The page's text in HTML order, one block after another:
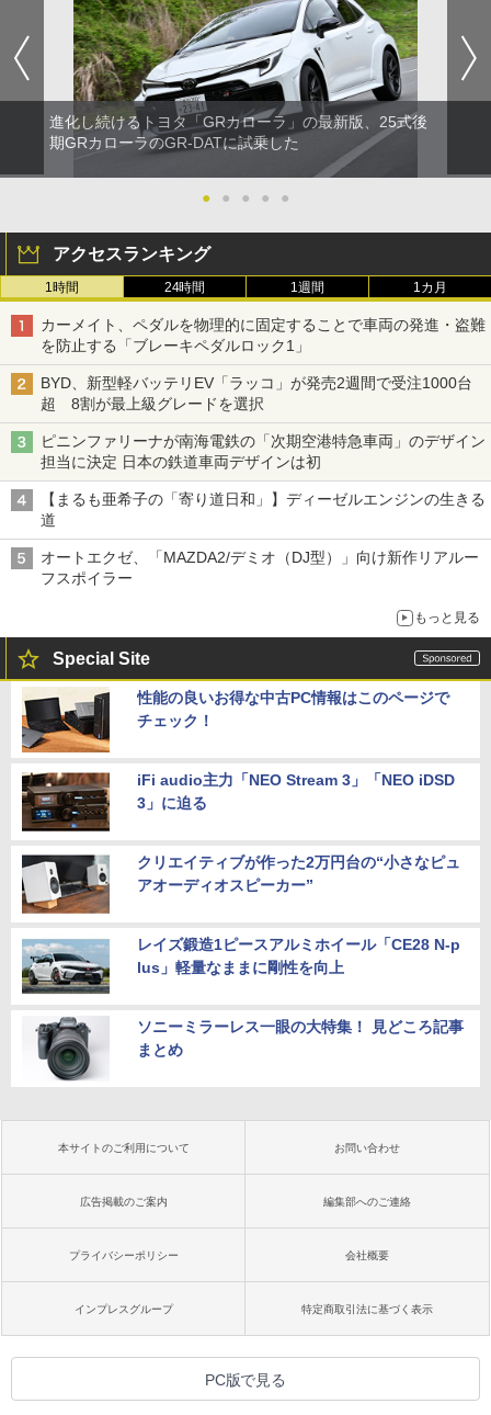
進化し続けるトヨタ「GRカローラ」の最新版、25式後
期GRカローラのGR-DATに試乗した
● ● ● ● ●
アクセスランキング
1時間 24時間 1週間 1カ月
カーメイト、ペダルを物理的に固定することで車両の発進・盗難
を防止する「ブレーキペダルロック1」
BYD、新型軽バッテリEV「ラッコ」が発売2週間で受注1000台
超 8割が最上級グレードを選択
ピニンファリーナが南海電鉄の「次期空港特急車両」のデザイン
担当に決定 日本の鉄道車両デザインは初
【まるも亜希子の「寄り道日和」】ディーゼルエンジンの生きる
道
オートエクゼ、「MAZDA2/デミオ（DJ型）」向け新作リアルー
フスポイラー
もっと見る
Special Site
性能の良いお得な中古PC情報はこのページで
チェック！
iFi audio主力「NEO Stream 3」「NEO iDSD
3」に迫る
クリエイティブが作った2万円台の“小さなピュ
アオーディオスピーカー”
レイズ鍛造1ピースアルミホイール「CE28 N-p
lus」軽量なままに剛性を向上
ソニーミラーレス一眼の大特集！ 見どころ記事
まとめ
本サイトのご利用について お問い合わせ
広告掲載のご案内 編集部へのご連絡
プライバシーポリシー 会社概要
インプレスグループ 特定商取引法に基づく表示
PC版で見る